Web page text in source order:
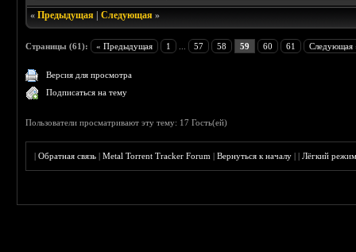
«Предыдущая |Следующая »
Страницы (61): « Предыдущая 1 57 58 59 60 61 Следующая
Версия для просмотра
Подписаться на тему
Пользователи просматривают эту тему: 17 Гость(ей)
|Обратная связь |Metal Torrent Tracker Forum |Вернуться к началу ||Лёгкий